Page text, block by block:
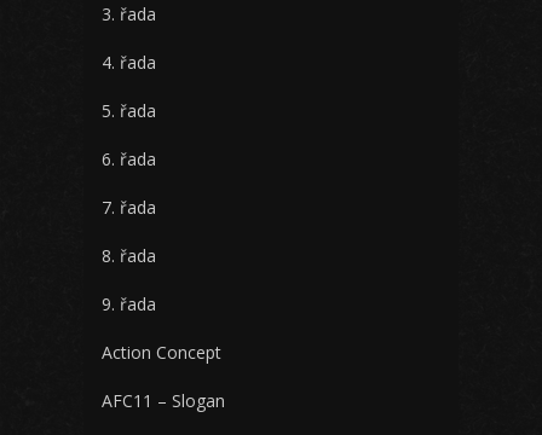
3. řada
4. řada
5. řada
6. řada
7. řada
8. řada
9. řada
Action Concept
AFC11 – Slogan